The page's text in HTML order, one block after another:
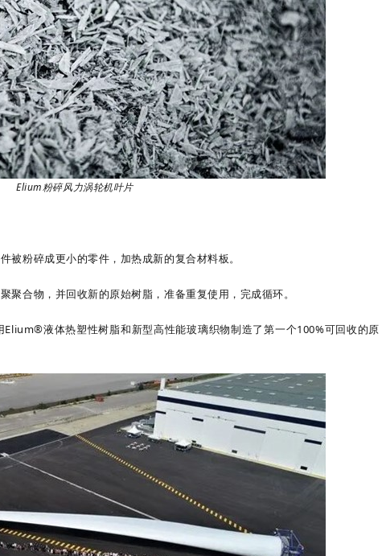
Elium粉碎风力涡轮机叶片
被粉碎成更小的零件，加热成新的复合材料板。
聚合物，并回收新的原始树脂，准备重复使用，完成循环。
Elium®液体热塑性树脂和新型高性能玻璃织物制造了第一个100%可回收的原